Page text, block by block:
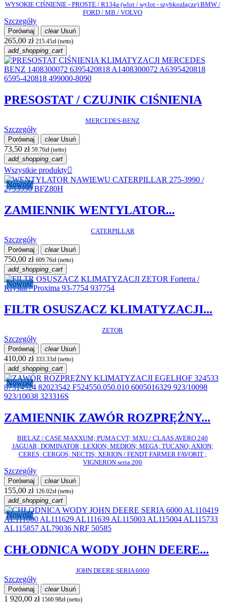
WYSOKIE CIŚNIENIE - PROSTE / R134a (wlot / wylot - szybkozłącze) BMW /
FORD / MB / VOLVO
Szczegóły
Porównaj clearUsuń
265,00 zł 215.45zł (netto)
add_shopping_cart
PRESOSTAT / CZUJNIK CIŚNIENIA
MERCEDES-BENZ
Szczegóły
Porównaj clearUsuń
73,50 zł 59.76zł (netto)
add_shopping_cart
Wszystkie produkty
Nowość
ZAMIENNIK WENTYLATOR...
CATERPILLAR
Szczegóły
Porównaj clearUsuń
750,00 zł 609.76zł (netto)
add_shopping_cart
Nowość
FILTR OSUSZACZ KLIMATYZACJI...
ZETOR
Szczegóły
Porównaj clearUsuń
410,00 zł 333.33zł (netto)
add_shopping_cart
Nowość
ZAMIENNIK ZAWÓR ROZPRĘŻNY...
BIELAZ / CASE MAXXUM; PUMA CVT; MXU / CLAAS AVERO 240
JAGUAR; DOMINATOR; LEXION; MEDION; MEGA; TUCANO; AXION;
CERES; CERGOS; NECTIS; XERION / FENDT FARMER FAVORIT ;
VIGNERON seria 200
Szczegóły
Porównaj clearUsuń
155,00 zł 126.02zł (netto)
add_shopping_cart
Nowość
CHŁODNICA WODY JOHN DEERE...
JOHN DEERE SERIA 6000
Szczegóły
Porównaj clearUsuń
1 920,00 zł 1560.98zł (netto)